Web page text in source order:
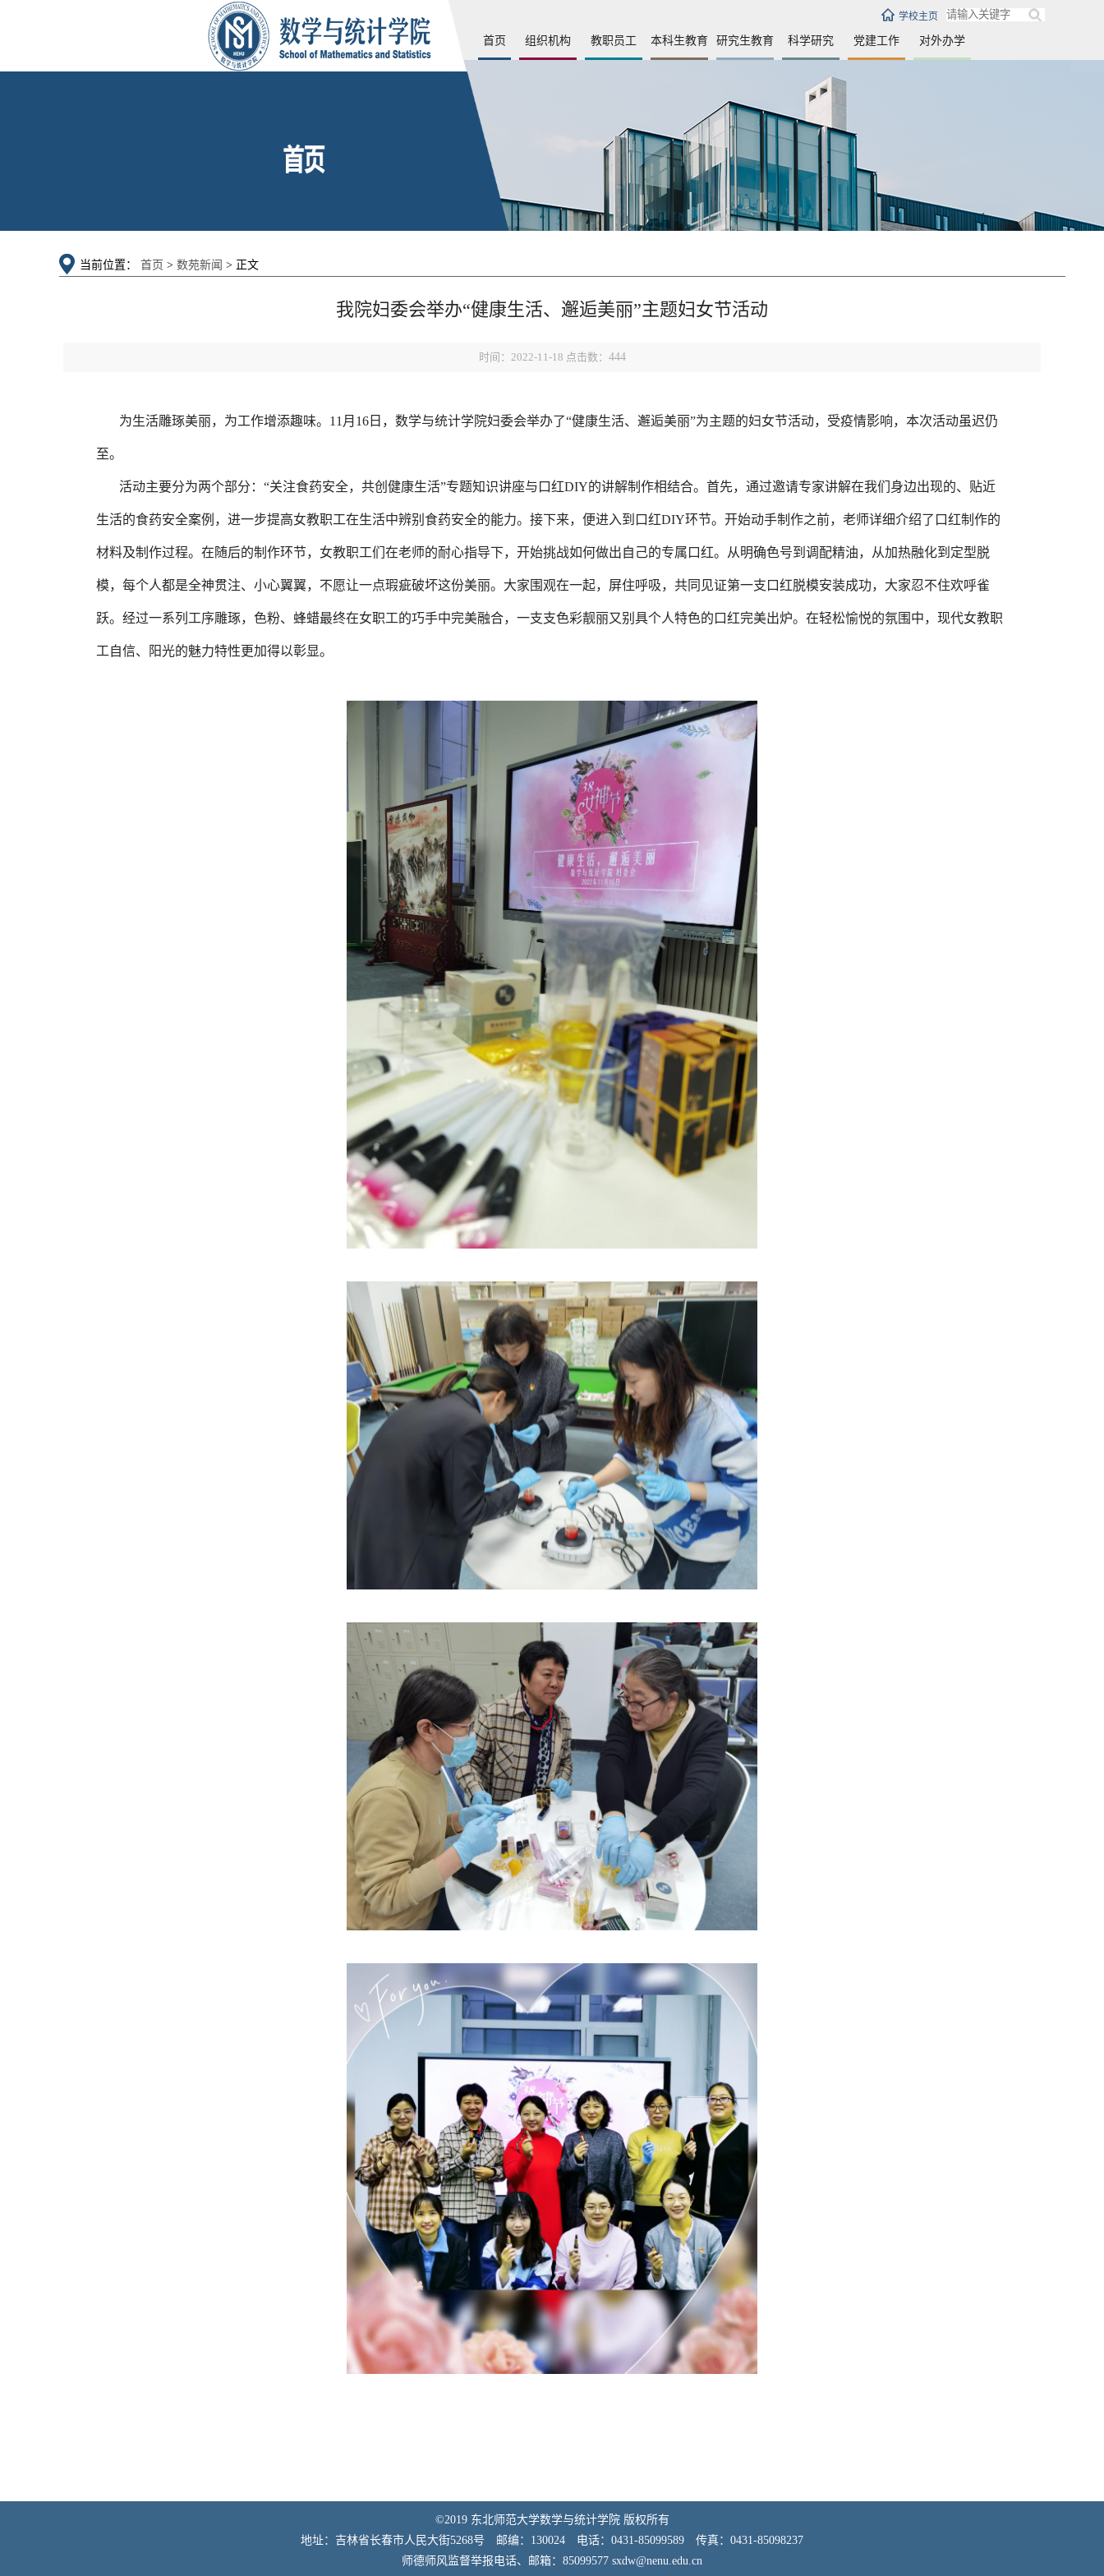
学校主页
首页 组织机构 教职员工 本科生教育 研究生教育 科学研究 党建工作 对外办学
当前位置： 首页 > 数苑新闻 > 正文
我院妇委会举办“健康生活、邂逅美丽”主题妇女节活动
时间：2022-11-18 点击数： 444
为生活雕琢美丽，为工作增添趣味。11月16日，数学与统计学院妇委会举办了“健康生活、邂逅美丽”为主题的妇女节活动，受疫情影响，本次活动虽迟仍
至。
活动主要分为两个部分：“关注食药安全，共创健康生活”专题知识讲座与口红DIY的讲解制作相结合。首先，通过邀请专家讲解在我们身边出现的、贴近
生活的食药安全案例，进一步提高女教职工在生活中辨别食药安全的能力。接下来，便进入到口红DIY环节。开始动手制作之前，老师详细介绍了口红制作的
材料及制作过程。在随后的制作环节，女教职工们在老师的耐心指导下，开始挑战如何做出自己的专属口红。从明确色号到调配精油，从加热融化到定型脱
模，每个人都是全神贯注、小心翼翼，不愿让一点瑕疵破坏这份美丽。大家围观在一起，屏住呼吸，共同见证第一支口红脱模安装成功，大家忍不住欢呼雀
跃。经过一系列工序雕琢，色粉、蜂蜡最终在女职工的巧手中完美融合，一支支色彩靓丽又别具个人特色的口红完美出炉。在轻松愉悦的氛围中，现代女教职
工自信、阳光的魅力特性更加得以彰显。
©2019 东北师范大学数学与统计学院 版权所有
地址：吉林省长春市人民大街5268号 邮编：130024 电话：0431-85099589 传真：0431-85098237
师德师风监督举报电话、邮箱：85099577 sxdw@nenu.edu.cn